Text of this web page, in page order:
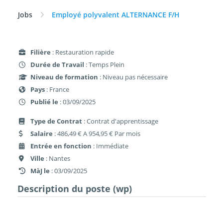
Jobs Employé polyvalent ALTERNANCE F/H
Filière : Restauration rapide
Durée de Travail : Temps Plein
Niveau de formation : Niveau pas nécessaire
Pays : France
Publié le : 03/09/2025
Type de Contrat : Contrat d'apprentissage
Salaire : 486,49 € A 954,95 € Par mois
Entrée en fonction : Immédiate
Ville : Nantes
MàJ le : 03/09/2025
Description du poste (wp)